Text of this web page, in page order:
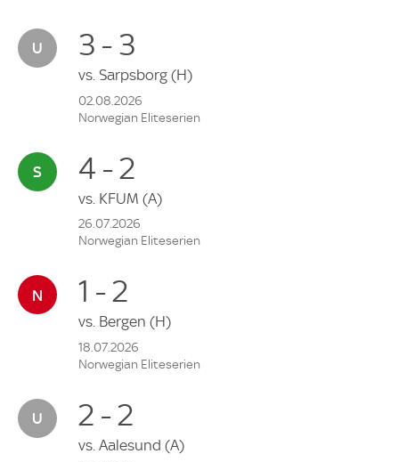
3 - 3
vs. Sarpsborg (H)
02.08.2026
Norwegian Eliteserien
4 - 2
vs. KFUM (A)
26.07.2026
Norwegian Eliteserien
1 - 2
vs. Bergen (H)
18.07.2026
Norwegian Eliteserien
2 - 2
vs. Aalesund (A)